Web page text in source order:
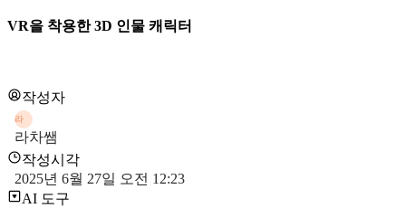
VR을 착용한 3D 인물 캐릭터
작성자
라
라차쌤
작성시각
2025년 6월 27일 오전 12:23
AI 도구